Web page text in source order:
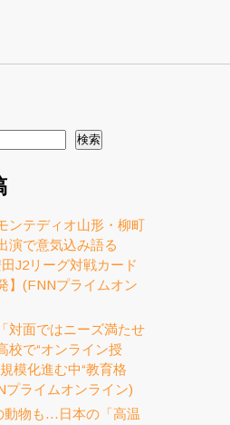
検索
ンテディオ山形・柳町
演で意気込み語る
J2リーグ対戦カード
】(FNNプライムオン
対面ではニーズ満たせ
校で“オンライン授
模化進む中“教育格
プライムオンライン)
動物も…日本の「高温